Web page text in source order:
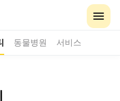
동물병원 서비스